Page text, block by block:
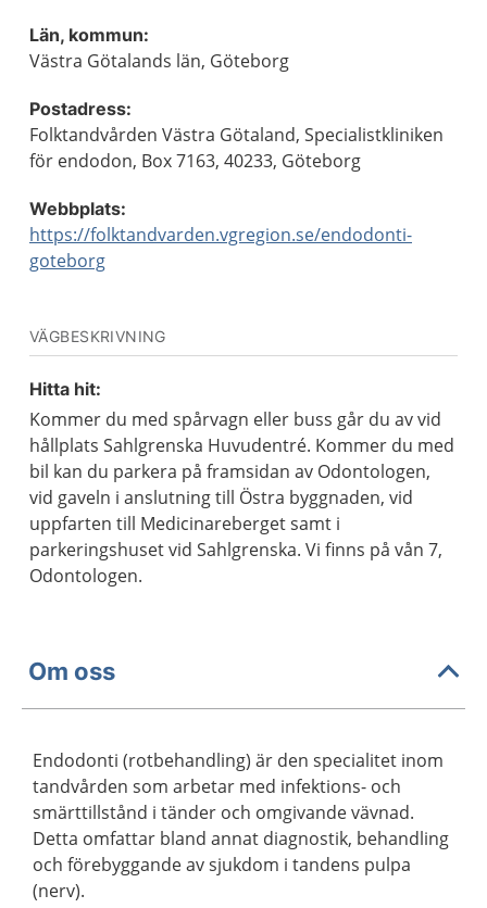
Län, kommun:
Västra Götalands län, Göteborg
Postadress:
Folktandvården Västra Götaland, Specialistkliniken
för endodon, Box 7163, 40233, Göteborg
Webbplats:
https://folktandvarden.vgregion.se/endodonti-
goteborg
VÄGBESKRIVNING
Hitta hit:
Kommer du med spårvagn eller buss går du av vid
hållplats Sahlgrenska Huvudentré. Kommer du med
bil kan du parkera på framsidan av Odontologen,
vid gaveln i anslutning till Östra byggnaden, vid
uppfarten till Medicinareberget samt i
parkeringshuset vid Sahlgrenska. Vi finns på vån 7,
Odontologen.
Om oss
Endodonti (rotbehandling) är den specialitet inom
tandvården som arbetar med infektions- och
smärttillstånd i tänder och omgivande vävnad.
Detta omfattar bland annat diagnostik, behandling
och förebyggande av sjukdom i tandens pulpa
(nerv).